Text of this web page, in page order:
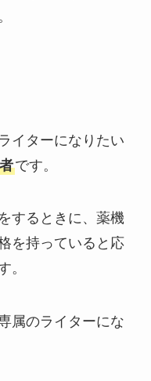
イターになりたい
です。
するときに、薬機
を持っていると応
。
属のライターにな